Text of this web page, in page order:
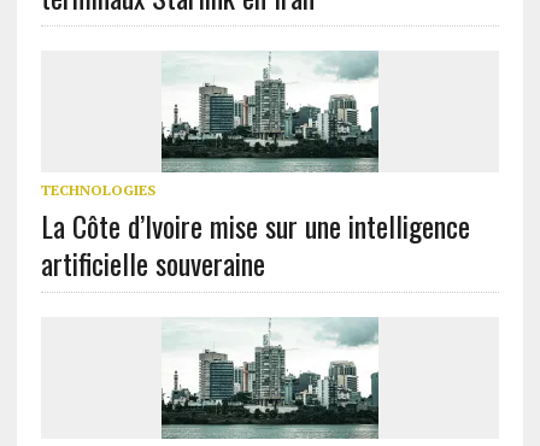
TECHNOLOGIES
La Côte d’Ivoire mise sur une intelligence
artificielle souveraine